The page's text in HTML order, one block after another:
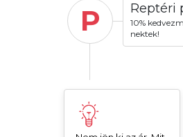
P Reptéri
10%
nektek!